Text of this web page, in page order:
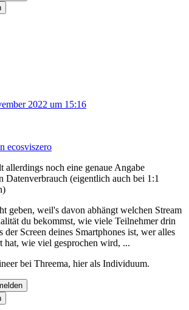
2022 um 15:16
ecosviszero
allerdings noch eine genaue Angabe
Datenverbrauch (eigentlich auch bei 1:1
geben, weil's davon abhängt welchen Stream
du bekommst, wie viele Teilnehmer drin
der Screen deines Smartphones ist, wer alles
hat, wie viel gesprochen wird, ...
bei Threema, hier als Individuum.